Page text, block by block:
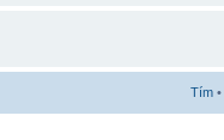
Tím •